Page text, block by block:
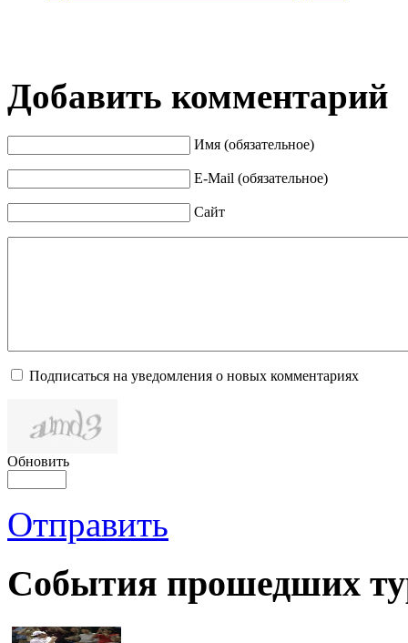
Добавить комментарий
Имя (обязательное)
E-Mail (обязательное)
Сайт
Подписаться на уведомления о новых комментариях
Обновить
Отправить
События прошедших